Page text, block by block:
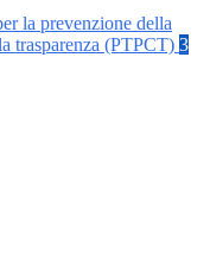
la prevenzione della
trasparenza (PTPCT) 3